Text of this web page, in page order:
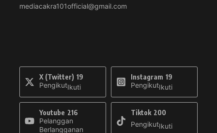
mediacakra101official@gmail.com
X (Twitter) 19
PengikutIkuti
Instagram 19
PengikutIkuti
Youtube 216
Pelanggan
Berlangganan
Tiktok 200
PengikutIkuti